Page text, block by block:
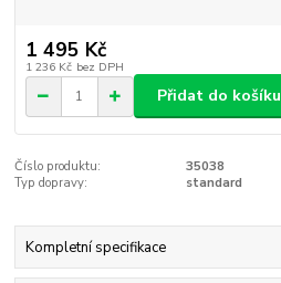
1 495 Kč
1 236 Kč bez DPH
Přidat do košíku
Číslo produktu:
35038
Typ dopravy:
standard
Kompletní specifikace